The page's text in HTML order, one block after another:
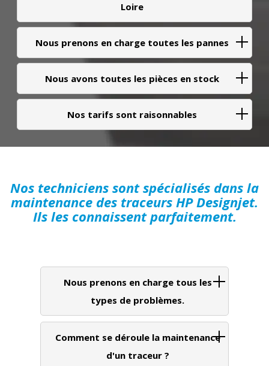
Loire
Nous prenons en charge toutes les pannes
Nous avons toutes les pièces en stock
Nos tarifs sont raisonnables
Nos techniciens sont spécialisés dans la
maintenance des traceurs HP Designjet.
Ils les connaissent parfaitement.
Nous prenons en charge tous les
types de problèmes.
Comment se déroule la maintenance
d'un traceur ?